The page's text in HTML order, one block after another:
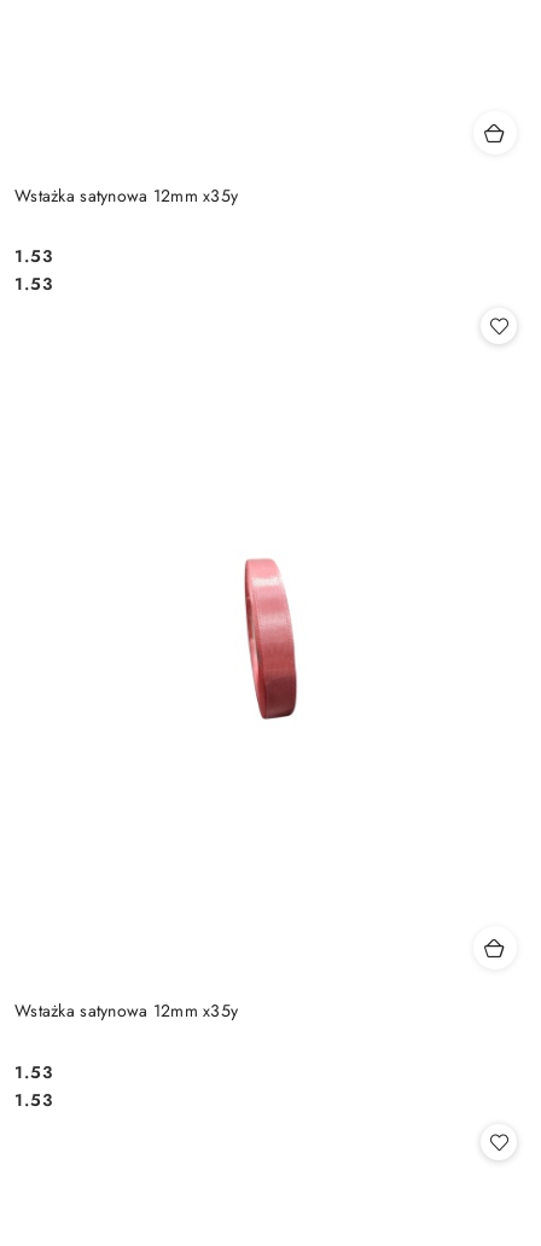
Wstażka satynowa 12mm x35y
Cena:
1.53
Cena:
1.53
Wstażka satynowa 12mm x35y
Cena:
1.53
Cena:
1.53